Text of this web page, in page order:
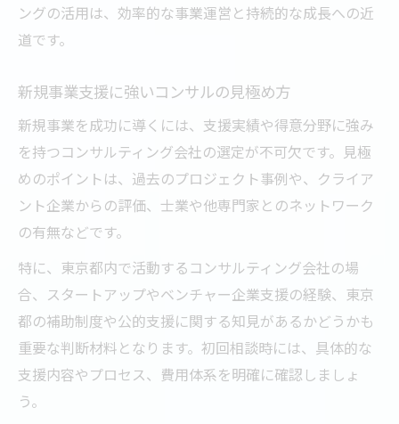
ングの活用は、効率的な事業運営と持続的な成長への近
道です。
新規事業支援に強いコンサルの見極め方
新規事業を成功に導くには、支援実績や得意分野に強み
を持つコンサルティング会社の選定が不可欠です。見極
めのポイントは、過去のプロジェクト事例や、クライア
ント企業からの評価、士業や他専門家とのネットワーク
の有無などです。
特に、東京都内で活動するコンサルティング会社の場
合、スタートアップやベンチャー企業支援の経験、東京
都の補助制度や公的支援に関する知見があるかどうかも
重要な判断材料となります。初回相談時には、具体的な
支援内容やプロセス、費用体系を明確に確認しましょ
う。